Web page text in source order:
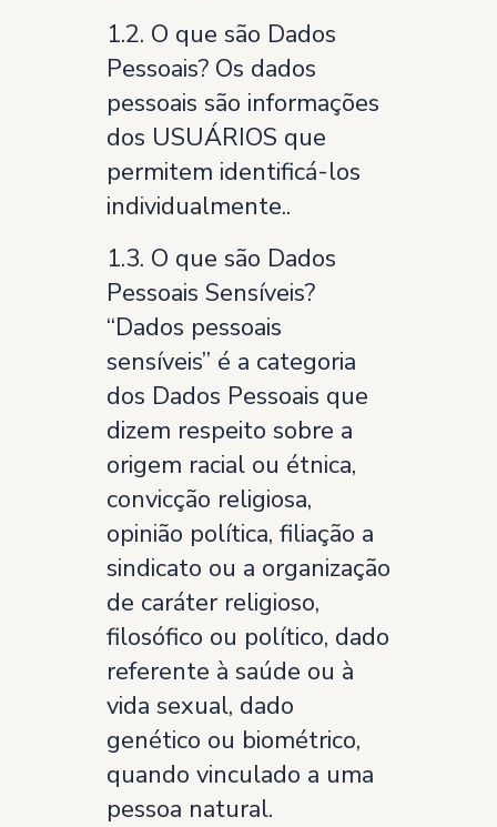
1.2. O que são Dados
Pessoais? Os dados
pessoais são informações
dos USUÁRIOS que
permitem identificá-los
individualmente..
1.3. O que são Dados
Pessoais Sensíveis?
“Dados pessoais
sensíveis” é a categoria
dos Dados Pessoais que
dizem respeito sobre a
origem racial ou étnica,
convicção religiosa,
opinião política, filiação a
sindicato ou a organização
de caráter religioso,
filosófico ou político, dado
referente à saúde ou à
vida sexual, dado
genético ou biométrico,
quando vinculado a uma
pessoa natural.